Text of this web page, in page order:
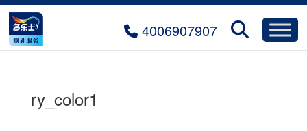
4006907907
ry_color1